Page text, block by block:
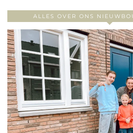
ALLES OVER ONS